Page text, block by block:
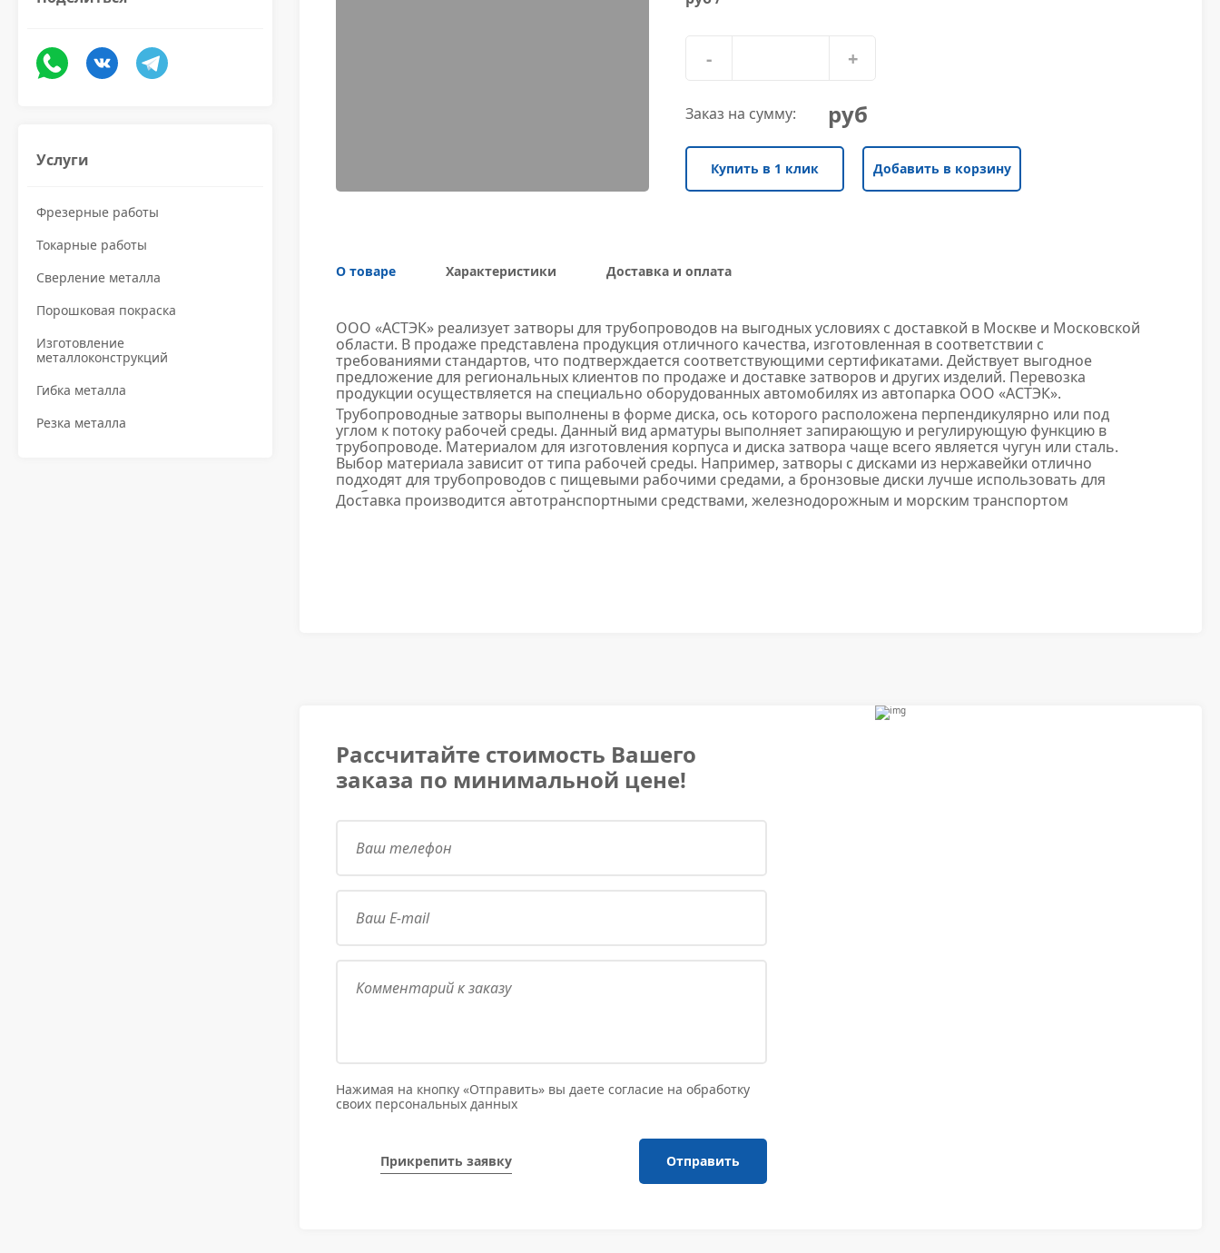
Услуги
Фрезерные работы
Токарные работы
Сверление металла
Порошковая покраска
Изготовление
металлоконструкций
Гибка металла
Резка металла
- +
Заказ на сумму: руб
Купить в 1 клик Добавить в корзину
О товаре Характеристики Доставка и оплата
ООО «АСТЭК» реализует затворы для трубопроводов на выгодных условиях с доставкой в Москве и Московской
области. В продаже представлена продукция отличного качества, изготовленная в соответствии с
требованиями стандартов, что подтверждается соответствующими сертификатами. Действует выгодное
предложение для региональных клиентов по продаже и доставке затворов и других изделий. Перевозка
продукции осуществляется на специально оборудованных автомобилях из автопарка ООО «АСТЭК».
Трубопроводные затворы выполнены в форме диска, ось которого расположена перпендикулярно или под
углом к потоку рабочей среды. Данный вид арматуры выполняет запирающую и регулирующую функцию в
трубопроводе. Материалом для изготовления корпуса и диска затвора чаще всего является чугун или сталь.
Выбор материала зависит от типа рабочей среды. Например, затворы с дисками из нержавейки отлично
подходят для трубопроводов с пищевыми рабочими средами, а бронзовые диски лучше использовать для
трубопроводов с морской водой.
Доставка производится автотранспортными средствами, железнодорожным и морским транспортом
Рассчитайте стоимость Вашего
заказа по минимальной цене!
Нажимая на кнопку «Отправить» вы даете согласие на обработку
своих персональных данных
Прикрепить заявку Отправить